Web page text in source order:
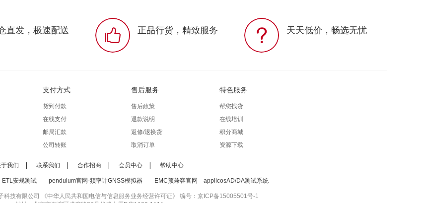
直发，极速配送 正品行货，精致服务 天天低价，畅选无忧
支付方式
货到付款
在线支付
邮局汇款
公司转账
售后服务
售后政策
退款说明
返修/退换货
取消订单
特色服务
帮您找货
在线培训
积分商城
资源下载
于我们 联系我们 合作招商 会员中心 帮助中心
ETL安规测试 pendulum官网-频率计GNSS模拟器 EMC预兼容官网 applicosAD/DA测试系统
科技有限公司 《中华人民共和国电信与信息服务业务经营许可证》 编号： 京ICP备15005501号-1